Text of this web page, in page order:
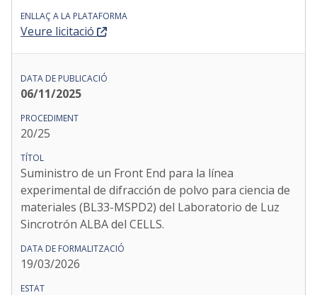
Veure licitació
06/11/2025
20/25
Suministro de un Front End para la línea
experimental de difracción de polvo para ciencia de
materiales (BL33-MSPD2) del Laboratorio de Luz
Sincrotrón ALBA del CELLS.
19/03/2026